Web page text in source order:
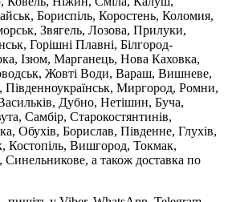
Бориспіль, Коростень, Коломия,
Звягель, Лозова, Прилуки,
Горішні Плавні, Білгород-
Ізюм, Марганець, Нова Каховка,
Жовті Води, Вараш, Вишневе,
Південноукраїнськ, Миргород, Ромни,
Дубно, Нетішин, Буча,
Самбір, Старокостянтинів,
Обухів, Борислав, Південне, Глухів,
Костопіль, Вишгород, Токмак,
а також доставка по